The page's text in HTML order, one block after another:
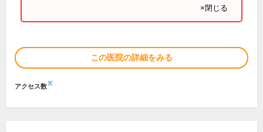
×閉じる
この医院の詳細をみる
アクセス数※